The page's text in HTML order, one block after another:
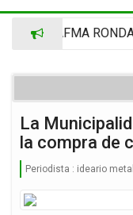
-CAFMA RONDA
La
la compra de
Periodista : ideario